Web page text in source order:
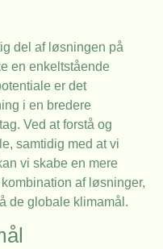
del af løsningen på
en enkeltstående
er det
i en bredere
Ved at forstå og
samtidig med at vi
vi skabe en mere
af løsninger,
de globale klimamål.